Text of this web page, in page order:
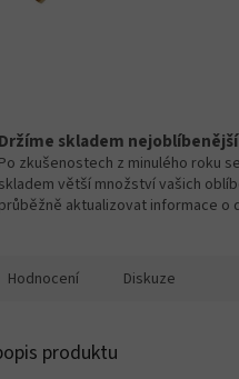
Držíme skladem
Po zkušenostech z minulého roku
skladem větší množství vašich
průběžně aktualizovat informace o
Hodnocení Diskuze
produktu